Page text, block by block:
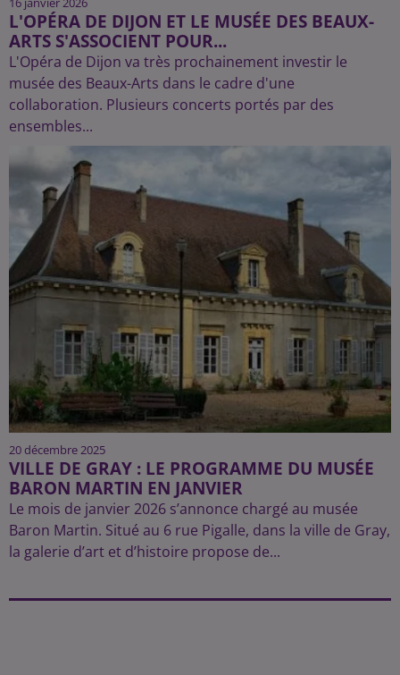
L'OPÉRA DE DIJON ET LE MUSÉE DES BEAUX-
ARTS S'ASSOCIENT POUR...
L'Opéra de Dijon va très prochainement investir le
musée des Beaux-Arts dans le cadre d'une
collaboration. Plusieurs concerts portés par des
ensembles...
20 décembre 2025
VILLE DE GRAY : LE PROGRAMME DU MUSÉE
BARON MARTIN EN JANVIER
Le mois de janvier 2026 s’annonce chargé au musée
Baron Martin. Situé au 6 rue Pigalle, dans la ville de Gray,
la galerie d’art et d’histoire propose de...